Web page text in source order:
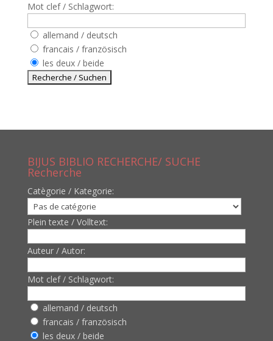
Mot clef / Schlagwort:
allemand / deutsch
francais / französisch
les deux / beide
BIJUS BIBLIO RECHERCHE/ SUCHE
Recherche
Catègorie / Kategorie:
Plein texte / Volltext:
Auteur / Autor:
Mot clef / Schlagwort:
allemand / deutsch
francais / französisch
les deux / beide